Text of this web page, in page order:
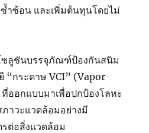
ำซ้อน และเพิ่มต้นทุนโดยไม่
ลูชันบรรจุภัณฑ์ป้องกันสนิม
“กระดาษ VCI” (Vapor
อกแบบมาเพื่อปกป้องโลหะ
าวะแวดล้อมอย่างมี
ต่อสิ่งแวดล้อม